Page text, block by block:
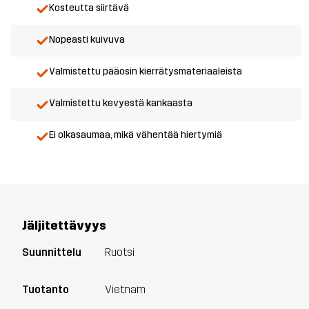
Kosteutta siirtävä
Nopeasti kuivuva
Valmistettu pääosin kierrätysmateriaaleista
Valmistettu kevyestä kankaasta
Ei olkasaumaa, mikä vähentää hiertymiä
Jäljitettävyys
Suunnittelu Ruotsi
Tuotanto Vietnam